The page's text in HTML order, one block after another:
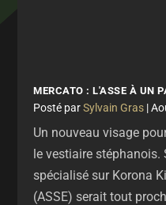
MERCATO : L'ASSE À UN
parSylvain Gras |
Un nouveau visage
le vestiaire
spécialisé sur Korona
(ASSE) serait tout